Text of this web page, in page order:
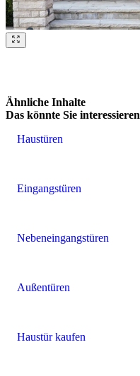
Ähnliche Inhalte
Das könnte Sie interessieren
Haustüren
Eingangstüren
Nebeneingangstüren
Außentüren
Haustür kaufen